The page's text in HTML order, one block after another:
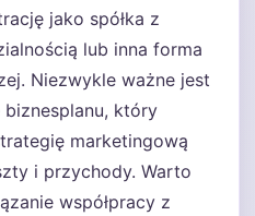
jako spółka z
lub inna forma
Niezwykle ważne jest
który
marketingową
i przychody. Warto
współpracy z